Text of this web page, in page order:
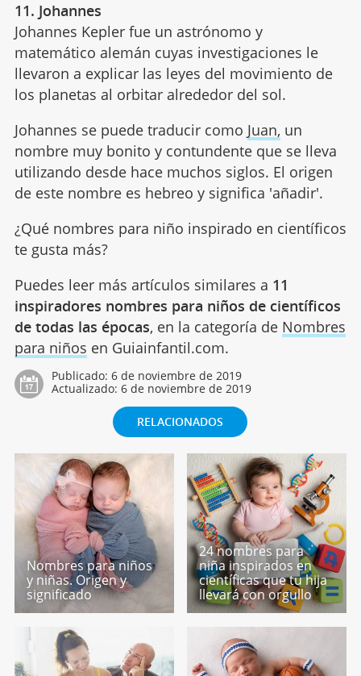
11. Johannes
Johannes Kepler fue un astrónomo y
matemático alemán cuyas investigaciones le
llevaron a explicar las leyes del movimiento de
los planetas al orbitar alrededor del sol.
Johannes se puede traducir como Juan, un
nombre muy bonito y contundente que se lleva
utilizando desde hace muchos siglos. El origen
de este nombre es hebreo y significa 'añadir'.
¿Qué nombres para niño inspirado en científicos
te gusta más?
Puedes leer más artículos similares a 11
inspiradores nombres para niños de científicos
de todas las épocas, en la categoría de Nombres
para niños en Guiainfantil.com.
Publicado: 6 de noviembre de 2019
Actualizado: 6 de noviembre de 2019
RELACIONADOS
Nombres para niños
y niñas. Origen y
significado
24 nombres para
niña inspirados en
científicas que tu hija
llevará con orgullo